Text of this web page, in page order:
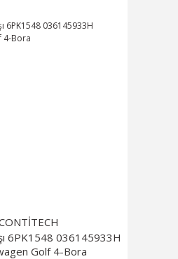
6PK1548 036145933H
Golf 4-Bora